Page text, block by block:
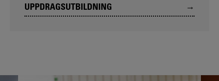
UPPDRAGSUTBILDNING